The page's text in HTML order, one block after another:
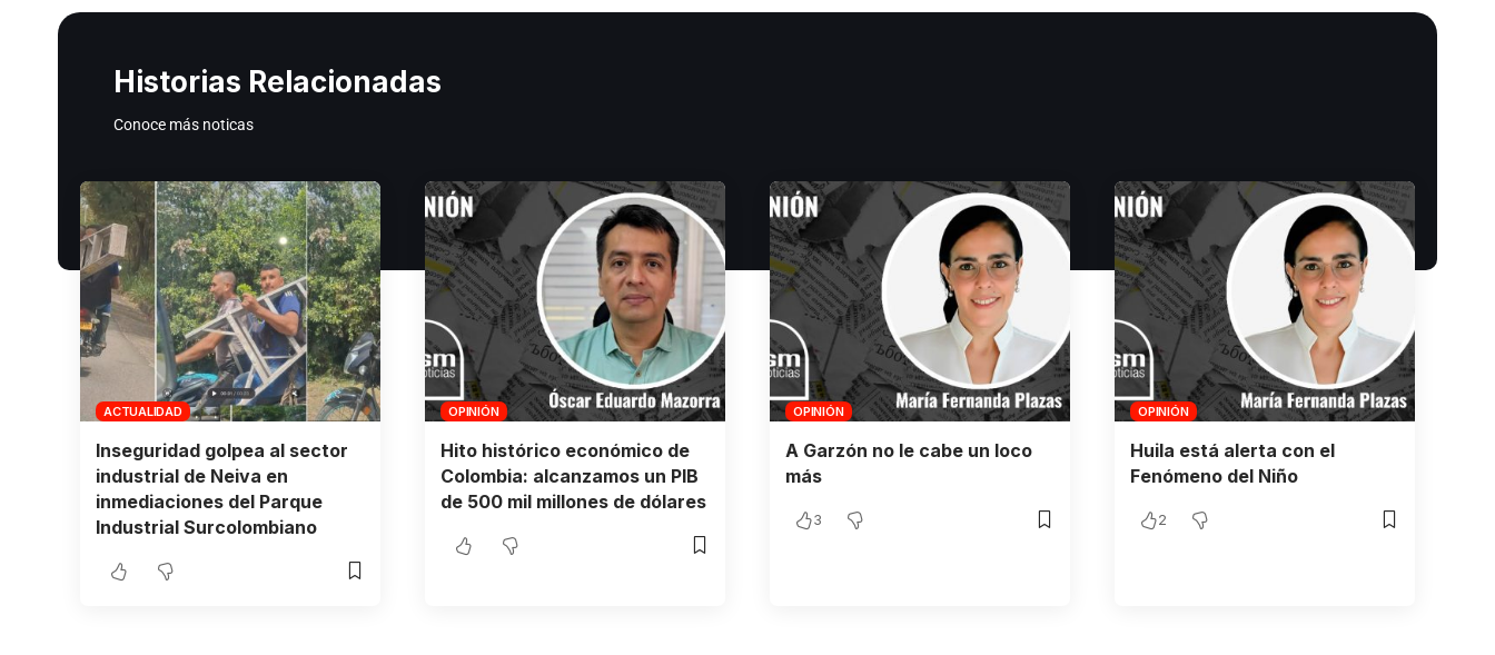
Historias Relacionadas
Conoce más noticas
ACTUALIDAD
Inseguridad golpea al sector
industrial de Neiva en
inmediaciones del Parque
Industrial Surcolombiano
OPINIÓN
Hito histórico económico de
Colombia: alcanzamos un PIB
de 500 mil millones de dólares
OPINIÓN
A Garzón no le cabe un loco
más
3
OPINIÓN
Huila está alerta con el
Fenómeno del Niño
2